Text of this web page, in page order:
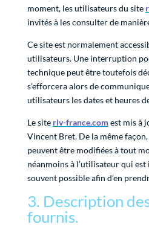
moment, les utilisateurs du site
invités à les consulter de
Ce site est normalement
utilisateurs. Une interruption
technique peut être toutefois
s’efforcera alors de
utilisateurs les dates et heures
Le site rlv-france.com est mis à
Vincent Bret. De la même
peuvent être modifiées à tout
néanmoins à l’utilisateur qui est
souvent possible afin d’en
3. Description
fournis.